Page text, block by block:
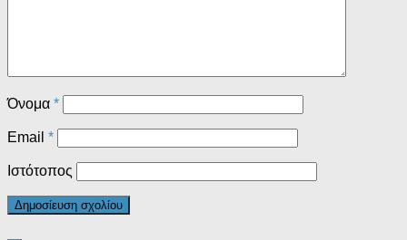
Όνομα *
Email *
Ιστότοπος